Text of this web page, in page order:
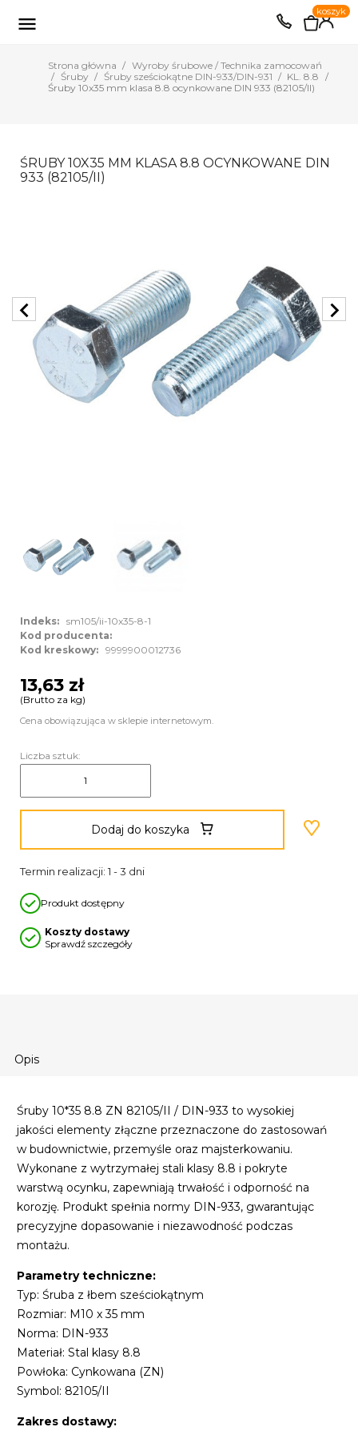
EUR PLN

0
koszyk
Strona główna
Wyroby śrubowe / Technika zamocowań
Śruby
Śruby sześciokątne DIN-933/DIN-931
KL. 8.8
Śruby 10x35 mm klasa 8.8 ocynkowane DIN 933 (82105/II)
Opis
Śruby 10*35 8.8 ZN 82105/II / DIN-933 to wysokiej
jakości elementy złączne przeznaczone do zastosowań
w budownictwie, przemyśle oraz majsterkowaniu.
Wykonane z wytrzymałej stali klasy 8.8 i pokryte
warstwą ocynku, zapewniają trwałość i odporność na
korozję. Produkt spełnia normy DIN-933, gwarantując
precyzyjne dopasowanie i niezawodność podczas
montażu.
Parametry techniczne:
Typ: Śruba z łbem sześciokątnym
Rozmiar: M10 x 35 mm
Norma: DIN-933
Materiał: Stal klasy 8.8
Powłoka: Cynkowana (ZN)
Symbol: 82105/II
Zakres dostawy:
ŚRUBY 10X35 MM KLASA 8.8 OCYNKOWANE DIN
933 (82105/II)
chevron_left chevron_right
Indeks: sm105/ii-10x35-8-1
Kod producenta:
Kod kreskowy: 9999900012736
13,63 zł
(Brutto za kg)
Cena obowiązująca w sklepie internetowym.
Liczba sztuk:
Dodaj do koszyka
Termin realizacji: 1 - 3 dni
Produkt dostępny
Koszty dostawy
Sprawdź szczegóły